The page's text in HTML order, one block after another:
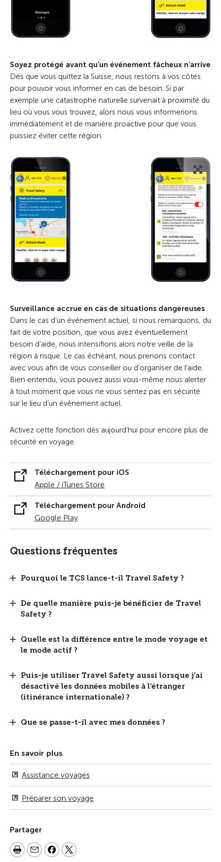
Soyez protégé avant qu’un événement fâcheux n’arrive
Dès que vous quittez la Suisse, nous restons à vos côtés
pour pouvoir vous informer en cas de besoin. Si par
exemple une catastrophe naturelle survenait à proximité du
lieu où vous vous trouvez, alors nous vous informerions
immédiatement et de manière proactive pour que vous
puissiez éviter cette région.
Surveillance accrue en cas de situations dangereuses
Dans le cas d’un événement actuel, si nous remarquons, du
fait de votre position, que vous avez éventuellement
besoin d’aide, nous intensifions alors notre veille de la
région à risque. Le cas échéant, nous prenons contact
avec vous afin de vous conseiller ou d’organiser de l’aide.
Bien entendu, vous pouvez aussi vous-même nous alerter
à tout moment que vous ne vous sentez pas en sécurité
sur le lieu d’un évènement actuel.
Activez cette fonction dès aujourd’hui pour encore plus de
sécurité en voyage.
Téléchargement pour iOS
Apple / iTunes Store
Téléchargement pour Android
Google Play
Questions fréquentes
Pourquoi le TCS lance-t-il Travel Safety ?
De quelle manière puis-je bénéficier de Travel
Safety ?
Quelle est la différence entre le mode voyage et
le mode actif ?
Puis-je utiliser Travel Safety aussi lorsque j’ai
désactivé les données mobiles à l’étranger
(itinérance internationale) ?
Que se passe-t-il avec mes données ?
En savoir plus
Assistance voyages
Préparer son voyage
Partager